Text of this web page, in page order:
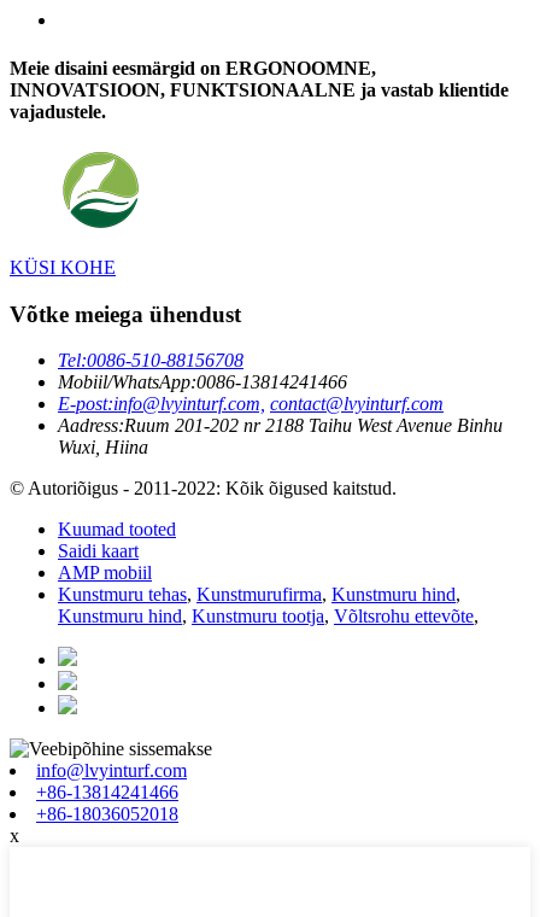
Meie disaini eesmärgid on ERGONOOMNE,
INNOVATSIOON, FUNKTSIONAALNE ja vastab klientide
vajadustele.
KÜSI KOHE
Võtke meiega ühendust
Tel:0086-510-88156708
Mobiil/WhatsApp:0086-13814241466
E-post:info@lvyinturf.com, contact@lvyinturf.com
Aadress:Ruum 201-202 nr 2188 Taihu West Avenue Binhu
Wuxi, Hiina
© Autoriõigus - 2011-2022: Kõik õigused kaitstud.
Kuumad tooted
Saidi kaart
AMP mobiil
Kunstmuru tehas, Kunstmurufirma, Kunstmuru hind,
Kunstmuru hind, Kunstmuru tootja, Võltsrohu ettevõte,
info@lvyinturf.com
+86-13814241466
+86-18036052018
x